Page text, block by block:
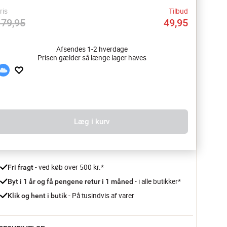
Tilbud
49,95
Afsendes 1-2 hverdage
Prisen gælder så længe lager haves
Læg i kurv
Fri fragt - ved køb over 500 kr.*
Byt i 1 år og få pengene retur i 1 måned - i alle butikker*
Klik og hent i butik - På tusindvis af varer